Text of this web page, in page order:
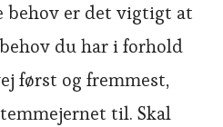
behov er det vigtigt at
du har i forhold
først og fremmest,
til. Skal